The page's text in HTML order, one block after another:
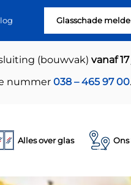
Glasschade
(bouwvak) vanaf
nummer 038 – 465 97 00.
Alles over glas